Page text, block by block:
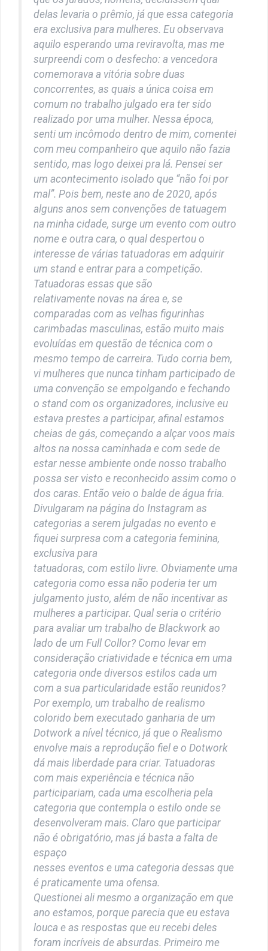
delas levaria o prêmio, já que essa categoria
era exclusiva para mulheres. Eu observava
aquilo esperando uma reviravolta, mas me
surpreendi com o desfecho: a vencedora
comemorava a vitória sobre duas
concorrentes, as quais a única coisa em
comum no trabalho julgado era ter sido
realizado por uma mulher. Nessa época,
senti um incômodo dentro de mim, comentei
com meu companheiro que aquilo não fazia
sentido, mas logo deixei pra lá. Pensei ser
um acontecimento isolado que “não foi por
mal”. Pois bem, neste ano de 2020, após
alguns anos sem convenções de tatuagem
na minha cidade, surge um evento com outro
nome e outra cara, o qual despertou o
interesse de várias tatuadoras em adquirir
um stand e entrar para a competição.
Tatuadoras essas que são
relativamente novas na área e, se
comparadas com as velhas figurinhas
carimbadas masculinas, estão muito mais
evoluídas em questão de técnica com o
mesmo tempo de carreira. Tudo corria bem,
vi mulheres que nunca tinham participado de
uma convenção se empolgando e fechando
o stand com os organizadores, inclusive eu
estava prestes a participar, afinal estamos
cheias de gás, começando a alçar voos mais
altos na nossa caminhada e com sede de
estar nesse ambiente onde nosso trabalho
possa ser visto e reconhecido assim como o
dos caras. Então veio o balde de água fria.
Divulgaram na página do Instagram as
categorias a serem julgadas no evento e
fiquei surpresa com a categoria feminina,
exclusiva para
tatuadoras, com estilo livre. Obviamente uma
categoria como essa não poderia ter um
julgamento justo, além de não incentivar as
mulheres a participar. Qual seria o critério
para avaliar um trabalho de Blackwork ao
lado de um Full Collor? Como levar em
consideração criatividade e técnica em uma
categoria onde diversos estilos cada um
com a sua particularidade estão reunidos?
Por exemplo, um trabalho de realismo
colorido bem executado ganharia de um
Dotwork a nível técnico, já que o Realismo
envolve mais a reprodução fiel e o Dotwork
dá mais liberdade para criar. Tatuadoras
com mais experiência e técnica não
participariam, cada uma escolheria pela
categoria que contempla o estilo onde se
desenvolveram mais. Claro que participar
não é obrigatório, mas já basta a falta de
espaço
nesses eventos e uma categoria dessas que
é praticamente uma ofensa.
Questionei ali mesmo a organização em que
ano estamos, porque parecia que eu estava
louca e as respostas que eu recebi deles
foram incríveis de absurdas. Primeiro me